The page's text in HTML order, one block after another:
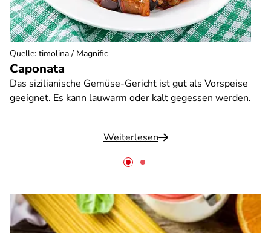
Caponata
Das sizilianische Gemüse-Gericht ist gut als Vorspeise
geeignet. Es kann lauwarm oder kalt gegessen werden.
Weiterlesen
Quelle: timolina / Magnific